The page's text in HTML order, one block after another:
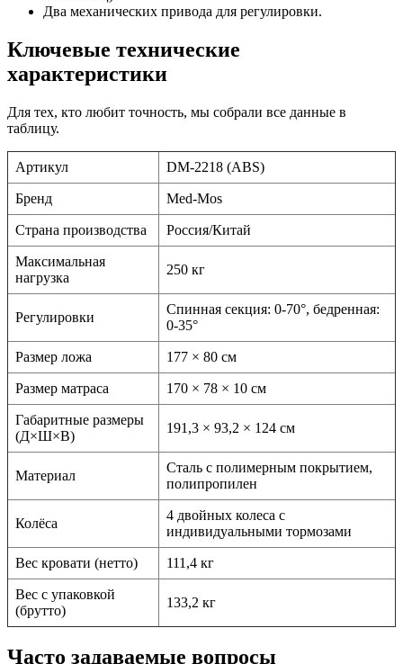
Два механических привода для регулировки.
Ключевые технические
характеристики
Для тех, кто любит точность, мы собрали все данные в
таблицу.
Артикул DM-2218 (ABS)
Бренд Med-Mos
Страна производства Россия/Китай
Максимальная
нагрузка
250 кг
Регулировки
Спинная секция: 0-70°, бедренная:
0-35°
Размер ложа 177 × 80 см
Размер матраса 170 × 78 × 10 см
Габаритные размеры
(Д×Ш×В)
191,3 × 93,2 × 124 см
Материал
Сталь с полимерным покрытием,
полипропилен
Колёса
4 двойных колеса с
индивидуальными тормозами
Вес кровати (нетто) 111,4 кг
Вес с упаковкой
(брутто)
133,2 кг
Часто задаваемые вопросы